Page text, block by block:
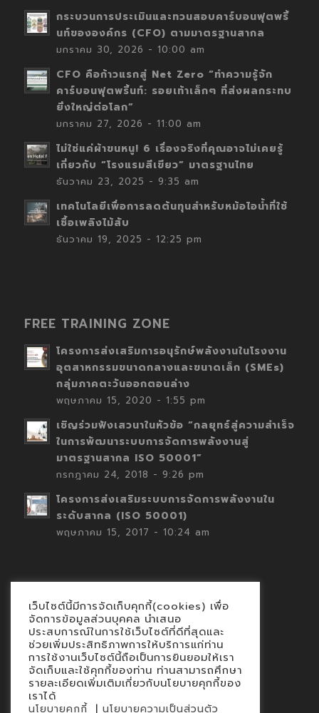
กระบวนการประเมินและทวนสอบคาร์บอนฟุตพริ้
นท์ขององค์กร (CFO) ตามมาตรฐานสากล
มกราคม 30, 2026 - 10:00 am
CFO คือก้าวแรกสู่ Net Zero “ทำความรู้จัก
คาร์บอนฟุตพริ้นท์: รอยเท้าเล็กๆ ที่ส่งผลกระทบ
ยิ่งใหญ่ต่อโลก”
มกราคม 27, 2026 - 11:00 am
ไม่ใช่แค่ผ้าขนหนู! 6 เรื่องจริงที่คุณอาจไม่เคยรู้
เกี่ยวกับ “โรงแรมสีเขียว” มาตรฐานไทย
ธันวาคม 23, 2025 - 9:35 am
เทคโนโลยีเพื่อการลดต้นทุนสำหรับหม้อไอน้ำที่ใช้
เชื้อเพลิงไม้สับ
ธันวาคม 19, 2025 - 12:25 pm
FREE TRAINING ZONE
โครงการส่งเสริมการอนุรักษ์พลังงานในโรงงาน
อุตสาหกรรมขนาดกลางและขนาดเล็ก (SMEs)
กลุ่มภาคตะวันออกตอนล่าง
พฤษภาคม 15, 2020 - 1:55 pm
เชิญร่วมฟังเสวนาในหัวข้อ “กลยุทธ์สู่ความสำเร็จ
ในการพัฒนาระบบการจัดการพลังงานสู่
มาตรฐานสากล ISO 50001”
กรกฎาคม 24, 2018 - 9:26 pm
โครงการส่งเสริมระบบการจัดการพลังงานใน
ระดับสากล (ISO 50001)
พฤษภาคม 15, 2017 - 10:24 am
Contact
นโยบายคุกกี้
นโยบายข้อมูลส่วนบุคคล
เว็บไซต์นี้มีการจัดเก็บคุกกี้(cookies) เพื่อ
จัดการข้อมูลส่วนบุคคล นำเสนอ
ประสบการณ์ในการใช้เว็บไซต์ที่ดีที่สุดและ
ช่วยเพิ่มประสิทธิภาพการให้บริการแก่ท่าน
การใช้งานเว็บไซต์นี้ถือเป็นการยินยอมให้เรา
จัดเก็บและใช้คุกกี้ของท่าน ท่านสามารถศึกษา
รายละเอียดเพิ่มเติมเกี่ยวกับนโยบายคุกกี้ของ
เราได้
นโยบายคุกกี้ | นโยบายความเป็นส่วนตัว